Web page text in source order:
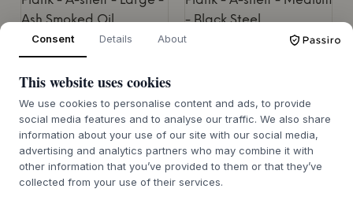
ANDERSEN FURNITURE
A-shelf
LARGE - ASH SMOKED OIL
€ 254
L:78 X D:12 X H:67 CM
BESTELARTIKEL CA. 9-21 DAGEN
ANDERSEN FURNITURE
€ 171
L:52 X B:9 X H46 CM
BESTELARTIKEL CA. 9-21 DAGEN
Consent Details About
This website uses cookies
We use cookies to personalise content and ads, to provide
social media features and to analyse our traffic. We also share
information about your use of our site with our social media,
advertising and analytics partners who may combine it with
other information that you’ve provided to them or that they’ve
collected from your use of their services.